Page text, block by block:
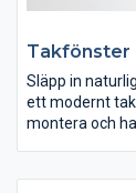
Takfönster
Släpp in
ett modernt
montera och